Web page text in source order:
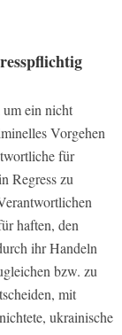
um ein nicht
Vorgehen
für
Regress zu
haften, den
ihr Handeln
bzw. zu
mit
ukrainische